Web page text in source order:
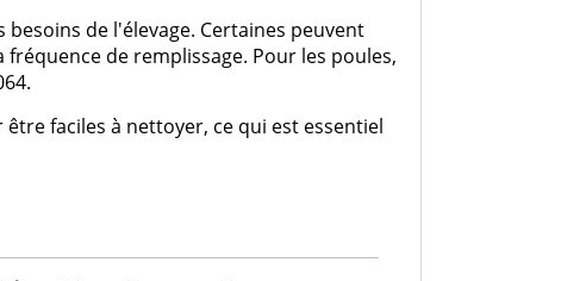
de l'élevage. Certaines peuvent
de remplissage. Pour les poules,
faciles à nettoyer, ce qui est essentiel